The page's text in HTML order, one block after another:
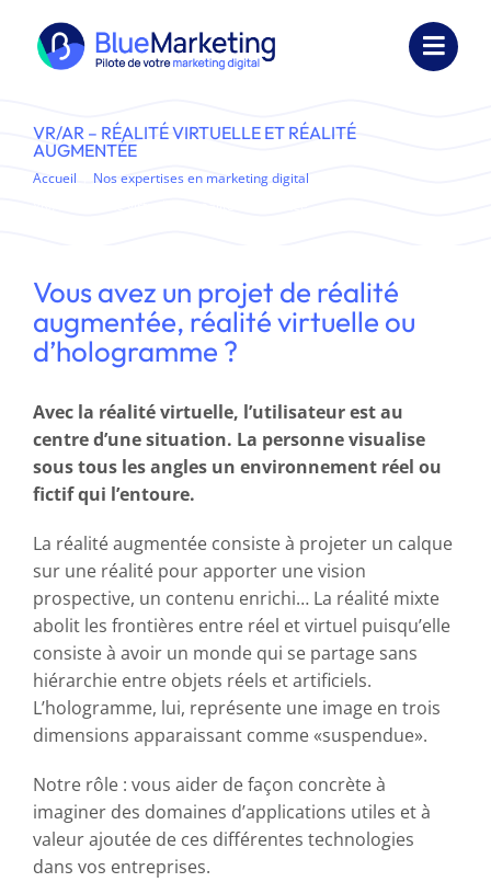
contenu
Formations
Réalisations
Ressources
VR/AR – RÉALITÉ VIRTUELLE ET RÉALITÉ
AUGMENTÉE
Accueil
Nos expertises en marketing digital
Vous avez un projet de réalité
augmentée, réalité virtuelle ou
d’hologramme ?
Avec la réalité virtuelle, l’utilisateur est au
centre d’une situation. La personne visualise
sous tous les angles un environnement réel ou
fictif qui l’entoure.
La réalité augmentée consiste à projeter un calque
sur une réalité pour apporter une vision
prospective, un contenu enrichi… La réalité mixte
abolit les frontières entre réel et virtuel puisqu’elle
consiste à avoir un monde qui se partage sans
hiérarchie entre objets réels et artificiels.
L’hologramme, lui, représente une image en trois
dimensions apparaissant comme «suspendue».
Notre rôle : vous aider de façon concrète à
imaginer des domaines d’applications utiles et à
valeur ajoutée de ces différentes technologies
dans vos entreprises.